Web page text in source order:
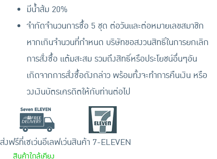
มีน้ำส้ม 20%
จำกัดจำนวนการซื้อ 5 ชุด ต่อวันและต่อหมายเลขสมาชิก
หากเกินจำนวนที่กำหนด บริษัทขอสงวนสิทธิ์ในการยกเลิก
การสั่งซื้อ แต้มสะสม รวมถึงสิทธิ์หรือประโยชน์อื่นๆอัน
เกิดจากการสั่งซื้อดังกล่าว พร้อมทั้งจะทำการคืนเงิน หรือ
วงเงินบัตรเครดิตให้กับท่านต่อไป
ส่งฟรีที่เซเว่นอีเลฟเว่นสินค้า 7-ELEVEN
สินค้าใกล้เคียง